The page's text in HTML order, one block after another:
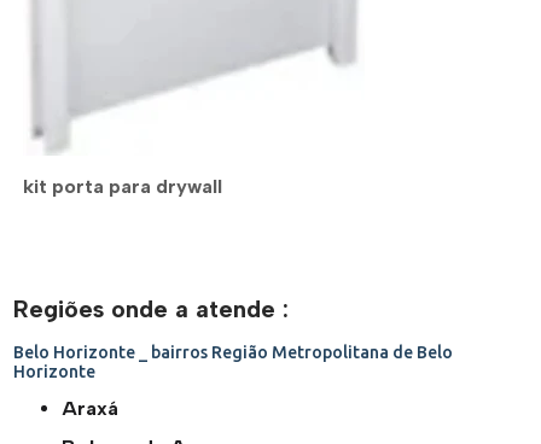
kit porta para drywall
Regiões onde a atende :
Belo Horizonte _ bairros Região Metropolitana de Belo
Horizonte
Araxá